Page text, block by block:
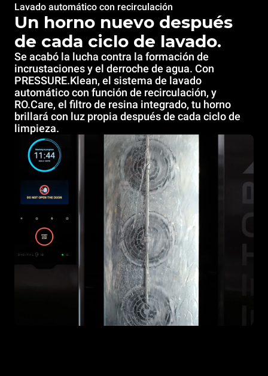
Lavado automático con recirculación
Un horno nuevo después
de cada ciclo de lavado.
Se acabó la lucha contra la formación de
incrustaciones y el derroche de agua. Con
PRESSURE.Klean, el sistema de lavado
automático con función de recirculación, y
RO.Care, el filtro de resina integrado, tu horno
brillará con luz propia después de cada ciclo de
limpieza.